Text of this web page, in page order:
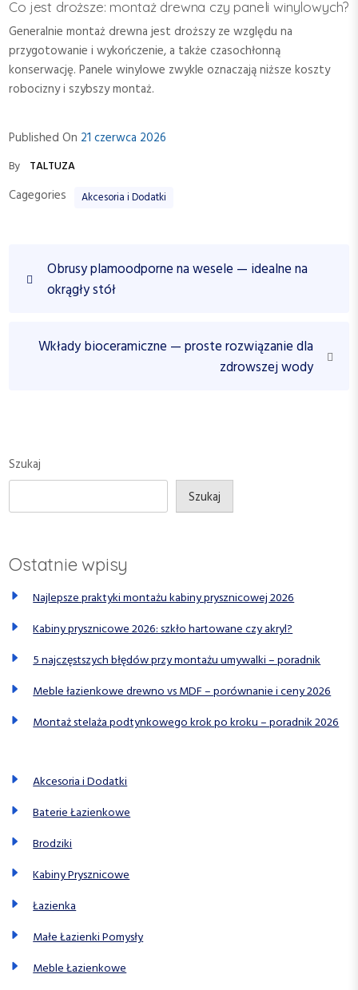
Co jest droższe: montaż drewna czy paneli winylowych?
Generalnie montaż drewna jest droższy ze względu na
przygotowanie i wykończenie, a także czasochłonną
konserwację. Panele winylowe zwykle oznaczają niższe koszty
robocizny i szybszy montaż.
Published On 21 czerwca 2026
By TALTUZA
Cagegories Akcesoria i Dodatki
w
i
u
P
r
i
t
Obrusy plamoodporne na wesele — idealne na
okrągły stół
s
t
Wkłady bioceramiczne — proste rozwiązanie dla
zdrowszej wody
Szukaj
Szukaj
Ostatnie wpisy
Najlepsze praktyki montażu kabiny prysznicowej 2026
Kabiny prysznicowe 2026: szkło hartowane czy akryl?
5 najczęstszych błędów przy montażu umywalki – poradnik
Meble łazienkowe drewno vs MDF – porównanie i ceny 2026
Montaż stelaża podtynkowego krok po kroku – poradnik 2026
Akcesoria i Dodatki
Baterie Łazienkowe
Brodziki
Kabiny Prysznicowe
Łazienka
Małe Łazienki Pomysły
Meble Łazienkowe